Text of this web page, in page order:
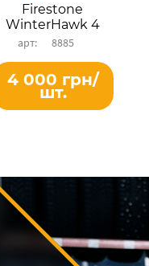
Firestone
WinterHawk 4
8885
4 000 грн/
шт.